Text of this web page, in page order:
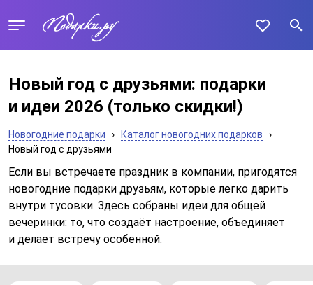
Новый год с друзьями: подарки
и идеи 2026 (только скидки!)
Новогодние подарки › Каталог новогодних подарков
›
Новый год с друзьями
Если вы встречаете праздник в компании, пригодятся
новогодние подарки друзьям, которые легко дарить
внутри тусовки. Здесь собраны идеи для общей
вечеринки: то, что создаёт настроение, объединяет
и делает встречу особенной.